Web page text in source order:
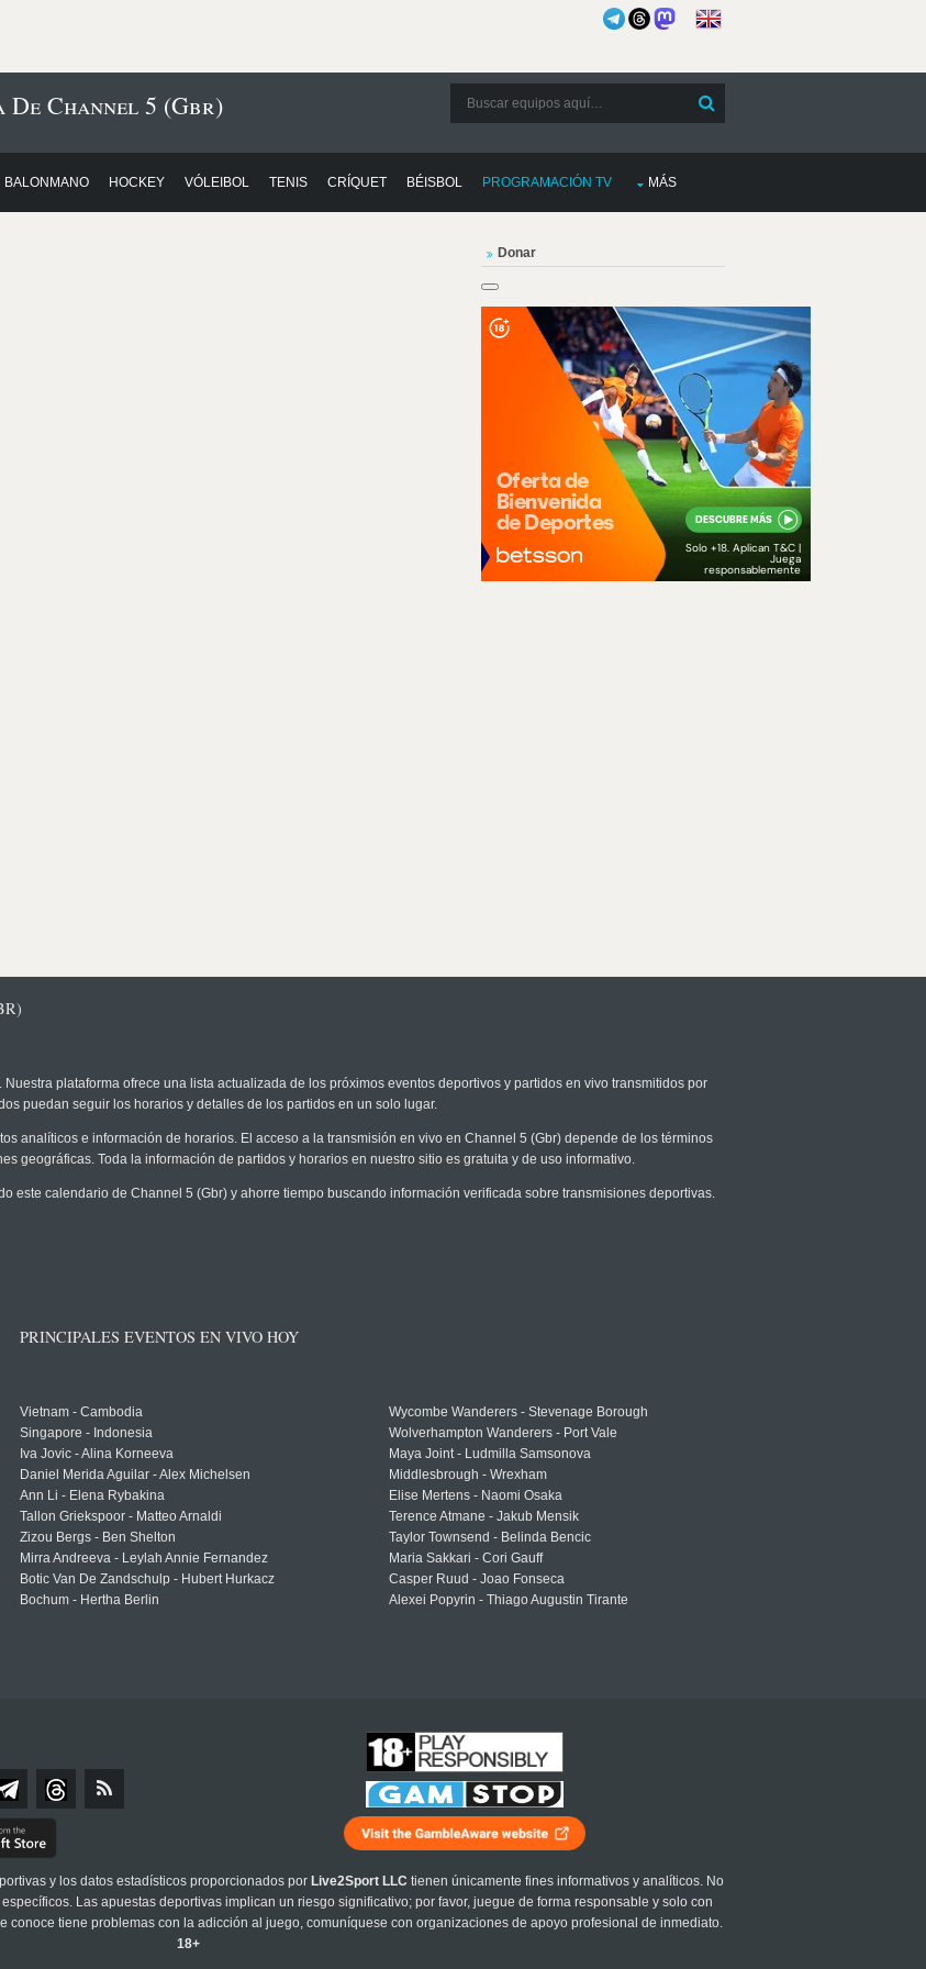
Channel 5 (Gbr)
BALONMANO HOCKEY VÓLEIBOL TENIS CRÍQUET BÉISBOL PROGRAMACIÓN TV MÁS
Donar
. Nuestra plataforma ofrece una lista actualizada de los próximos eventos deportivos y partidos en vivo transmitidos por
puedan seguir los horarios y detalles de los partidos en un solo lugar.
analíticos e información de horarios. El acceso a la transmisión en vivo en Channel 5 (Gbr) depende de los términos
geográficas. Toda la información de partidos y horarios en nuestro sitio es gratuita y de uso informativo.
este calendario de Channel 5 (Gbr) y ahorre tiempo buscando información verificada sobre transmisiones deportivas.
PRINCIPALES EVENTOS EN VIVO HOY
Vietnam - Cambodia
Singapore - Indonesia
Iva Jovic - Alina Korneeva
Daniel Merida Aguilar - Alex Michelsen
Ann Li - Elena Rybakina
Tallon Griekspoor - Matteo Arnaldi
Zizou Bergs - Ben Shelton
Mirra Andreeva - Leylah Annie Fernandez
Botic Van De Zandschulp - Hubert Hurkacz
Bochum - Hertha Berlin
Wycombe Wanderers - Stevenage Borough
Wolverhampton Wanderers - Port Vale
Maya Joint - Ludmilla Samsonova
Middlesbrough - Wrexham
Elise Mertens - Naomi Osaka
Terence Atmane - Jakub Mensik
Taylor Townsend - Belinda Bencic
Maria Sakkari - Cori Gauff
Casper Ruud - Joao Fonseca
Alexei Popyrin - Thiago Augustin Tirante
y los datos estadísticos proporcionados por Live2Sport LLC tienen únicamente fines informativos y analíticos. No
Las apuestas deportivas implican un riesgo significativo; por favor, juegue de forma responsable y solo con
conoce tiene problemas con la adicción al juego, comuníquese con organizaciones de apoyo profesional de inmediato.
18+